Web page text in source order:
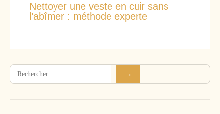
Nettoyer une veste en cuir sans
l’abîmer : méthode experte
Rechercher →